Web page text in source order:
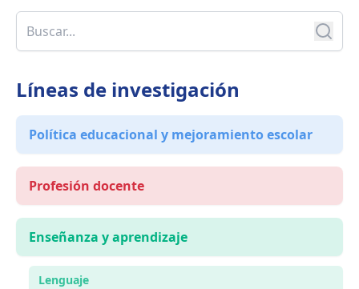
Líneas de investigación
Política educacional y mejoramiento escolar
Profesión docente
Enseñanza y aprendizaje
Lenguaje